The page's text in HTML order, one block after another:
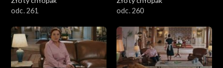
odc. 261
odc. 260